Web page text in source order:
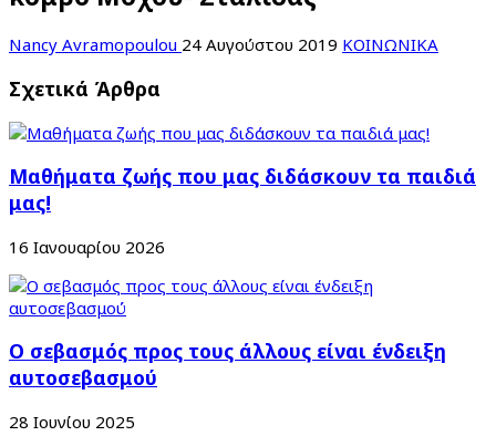
Nancy Avramopoulou 24 Αυγούστου 2019 ΚΟΙΝΩΝΙΚΑ
Σχετικά Άρθρα
Μαθήματα ζωής που μας διδάσκουν τα παιδιά
μας!
16 Ιανουαρίου 2026
Ο σεβασμός προς τους άλλους είναι ένδειξη
αυτοσεβασμού
28 Ιουνίου 2025